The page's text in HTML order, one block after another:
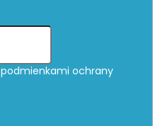
podmienkami ochrany